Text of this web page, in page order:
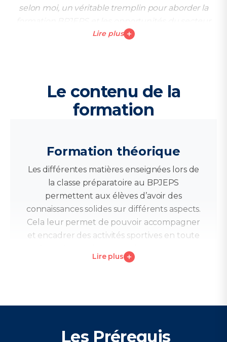
selon moi, un véritable tremplin pour aborder la
avec une longueur d’avance.
Lire plus
Le contenu de la
formation
Formation théorique
Les différentes matières enseignées lors de
la classe préparatoire au BPJEPS
permettent aux élèves d’avoir des
connaissances solides sur différents aspects.
Cela leur permet de pouvoir accompagner
et encadrer des activités sportives en toute
douleurs.
Lire plus
Les Prérequis